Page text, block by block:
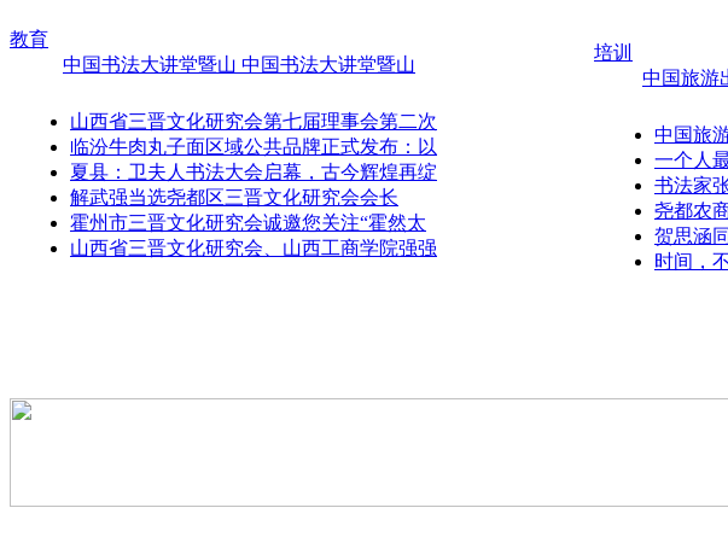
教育
中国书法大讲堂暨山 中国书法大讲堂暨山
山西省三晋文化研究会第七届理事会第二次
临汾牛肉丸子面区域公共品牌正式发布：以
夏县：卫夫人书法大会启幕，古今辉煌再绽
解武强当选尧都区三晋文化研究会会长
霍州市三晋文化研究会诚邀您关注“霍然太
山西省三晋文化研究会、山西工商学院强强
培训
中国旅游
中国旅
一个人
书法家
尧都农
贺思涵
时间，